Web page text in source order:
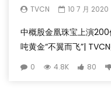
TVCN 10 7 月 2020
中概股金凰珠宝上演
吨黄金“不翼而飞”|
0 4.8K 80